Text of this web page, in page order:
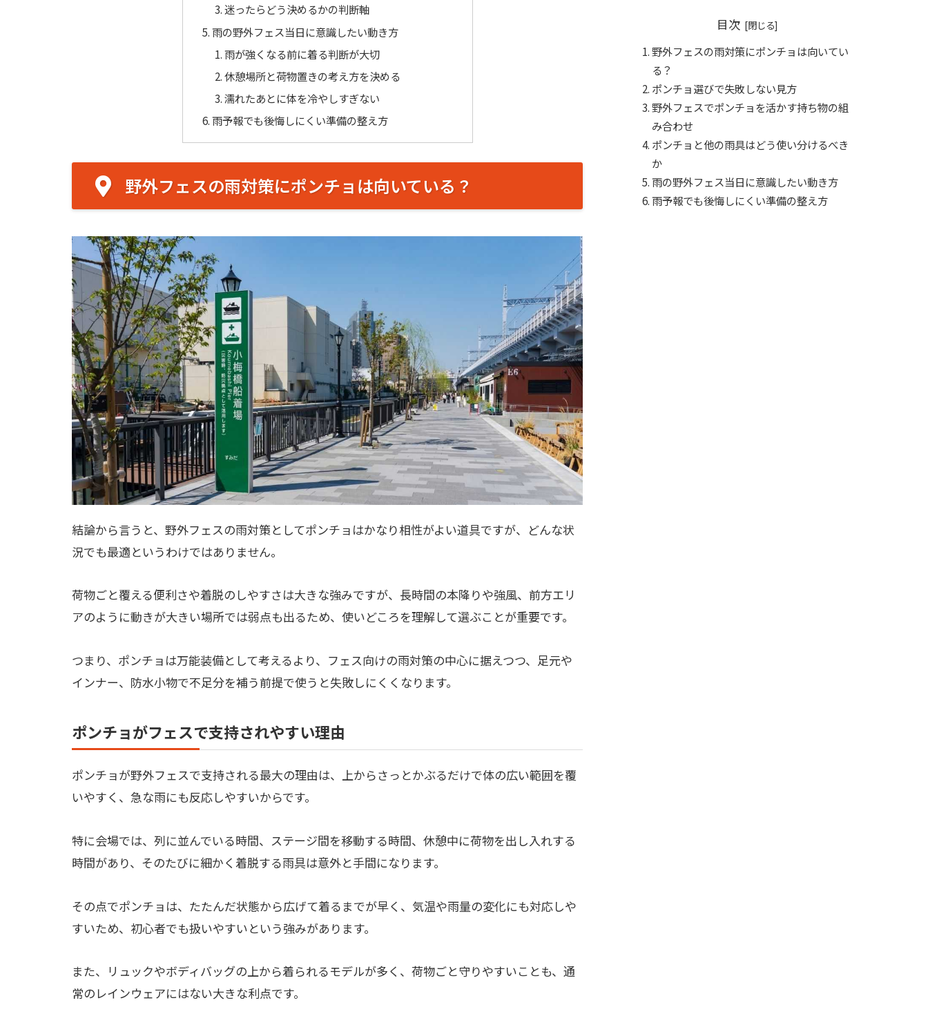
迷ったらどう決めるかの判断軸
雨の野外フェス当日に意識したい動き方
雨が強くなる前に着る判断が大切
休憩場所と荷物置きの考え方を決める
濡れたあとに体を冷やしすぎない
雨予報でも後悔しにくい準備の整え方
野外フェスの雨対策にポンチョは向いている？
結論から言うと、野外フェスの雨対策としてポンチョはかなり相性がよい道具ですが、どんな状
況でも最適というわけではありません。
荷物ごと覆える便利さや着脱のしやすさは大きな強みですが、長時間の本降りや強風、前方エリ
アのように動きが大きい場所では弱点も出るため、使いどころを理解して選ぶことが重要です。
つまり、ポンチョは万能装備として考えるより、フェス向けの雨対策の中心に据えつつ、足元や
インナー、防水小物で不足分を補う前提で使うと失敗しにくくなります。
ポンチョがフェスで支持されやすい理由
ポンチョが野外フェスで支持される最大の理由は、上からさっとかぶるだけで体の広い範囲を覆
いやすく、急な雨にも反応しやすいからです。
特に会場では、列に並んでいる時間、ステージ間を移動する時間、休憩中に荷物を出し入れする
時間があり、そのたびに細かく着脱する雨具は意外と手間になります。
その点でポンチョは、たたんだ状態から広げて着るまでが早く、気温や雨量の変化にも対応しや
すいため、初心者でも扱いやすいという強みがあります。
また、リュックやボディバッグの上から着られるモデルが多く、荷物ごと守りやすいことも、通
常のレインウェアにはない大きな利点です。
目次
野外フェスの雨対策にポンチョは向いてい
る？
ポンチョ選びで失敗しない見方
野外フェスでポンチョを活かす持ち物の組
み合わせ
ポンチョと他の雨具はどう使い分けるべき
か
雨の野外フェス当日に意識したい動き方
雨予報でも後悔しにくい準備の整え方